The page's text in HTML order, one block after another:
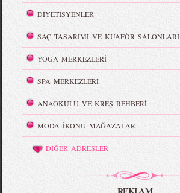
DİYETİSYENLER
SAÇ TASARIMI VE KUAFÖR SALONLARI
YOGA MERKEZLERİ
SPA MERKEZLERİ
ANAOKULU VE KREŞ REHBERİ
MODA İKONU MAĞAZALAR
DİĞER ADRESLER